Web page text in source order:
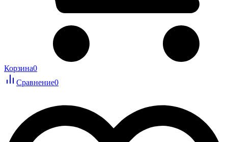
Корзина0
Сравнение0